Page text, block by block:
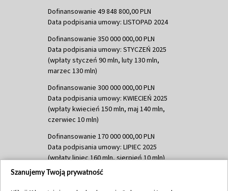
Dofinansowanie 49 848 800,00 PLN
Data podpisania umowy: LISTOPAD 2024
Dofinansowanie 350 000 000,00 PLN
Data podpisania umowy: STYCZEŃ 2025
(wpłaty styczeń 90 mln, luty 130 mln,
marzec 130 mln)
Dofinansowanie 300 000 000,00 PLN
Data podpisania umowy: KWIECIEŃ 2025
(wpłaty kwiecień 150 mln, maj 140 mln,
czerwiec 10 mln)
Dofinansowanie 170 000 000,00 PLN
Data podpisania umowy: LIPIEC 2025
(wpłaty lipiec 160 mln, sierpień 10 mln)
Dofinansowanie 60 000 000,00 PLN
Szanujemy Twoją prywatność